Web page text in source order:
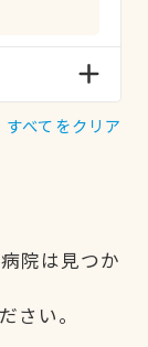
すべてをクリア
院は見つか
さい。